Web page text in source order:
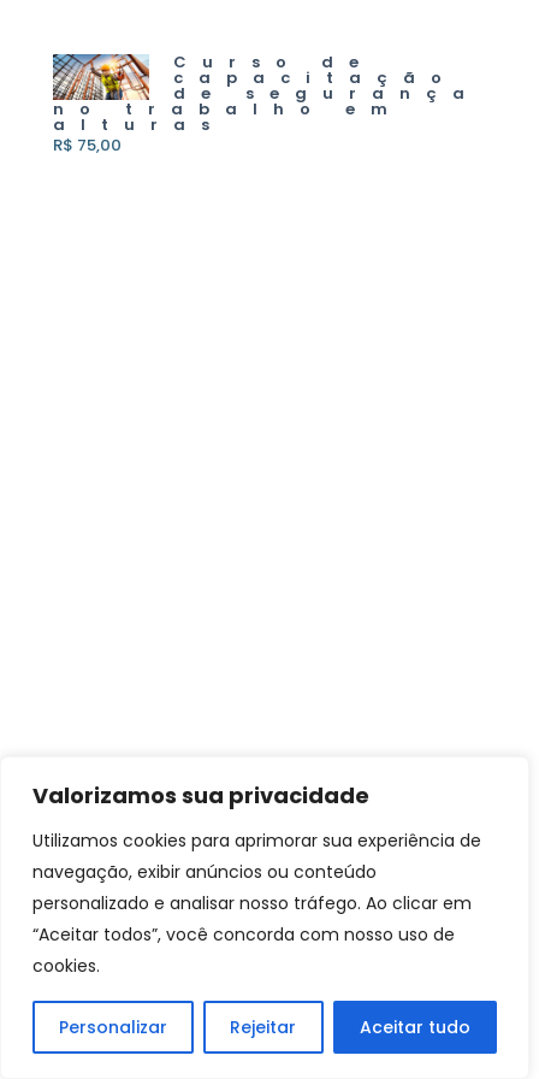
Valorizamos sua privacidade
Utilizamos cookies para aprimorar sua experiência de
navegação, exibir anúncios ou conteúdo
personalizado e analisar nosso tráfego. Ao clicar em
“Aceitar todos”, você concorda com nosso uso de
cookies.
Personalizar Rejeitar Aceitar tudo
Curso de
capacitação
de segurança
no trabalho em
alturas
R$ 75,00